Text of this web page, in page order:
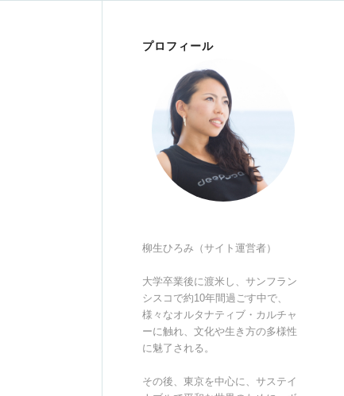
プロフィール
柳生ひろみ（サイト運営者）
大学卒業後に渡米し、サンフラン
シスコで約10年間過ごす中で、
様々なオルタナティブ・カルチャ
ーに触れ、文化や生き方の多様性
に魅了される。
その後、東京を中心に、サステイ